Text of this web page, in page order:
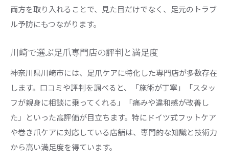
両方を取り入れることで、見た目だけでなく、足元のトラブ
ル予防にもつながります。
川崎で選ぶ足爪専門店の評判と満足度
神奈川県川崎市には、足爪ケアに特化した専門店が多数存在
します。口コミや評判を調べると、「施術が丁寧」「スタッ
フが親身に相談に乗ってくれる」「痛みや違和感が改善し
た」といった高評価が目立ちます。特にドイツ式フットケア
や巻き爪ケアに対応している店舗は、専門的な知識と技術力
から高い満足度を得ています。